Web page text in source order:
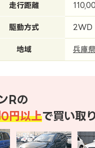
走行距離
駆動方式 2WD
地域 兵庫県
Rの
円以上で買い取